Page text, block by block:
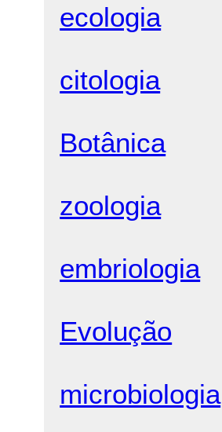
ecologia
citologia
Botânica
zoologia
embriologia
Evolução
microbiologia